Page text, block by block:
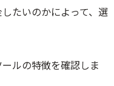
たいのかによって、選
ルの特徴を確認しま